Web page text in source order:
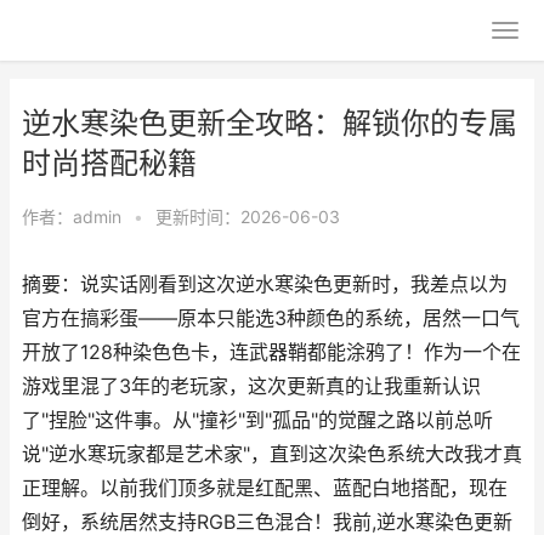
逆水寒染色更新全攻略：解锁你的专属
时尚搭配秘籍
作者： admin • 更新时间：2026-06-03
摘要：说实话刚看到这次逆水寒染色更新时，我差点以为
官方在搞彩蛋——原本只能选3种颜色的系统，居然一口气
开放了128种染色色卡，连武器鞘都能涂鸦了！作为一个在
游戏里混了3年的老玩家，这次更新真的让我重新认识
了"捏脸"这件事。从"撞衫"到"孤品"的觉醒之路以前总听
说"逆水寒玩家都是艺术家"，直到这次染色系统大改我才真
正理解。以前我们顶多就是红配黑、蓝配白地搭配，现在
倒好，系统居然支持RGB三色混合！我前,逆水寒染色更新